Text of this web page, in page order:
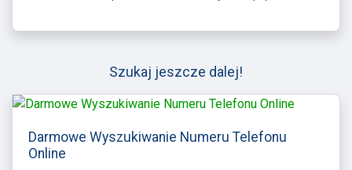
Szukaj jeszcze dalej!
Darmowe Wyszukiwanie Numeru Telefonu
Online